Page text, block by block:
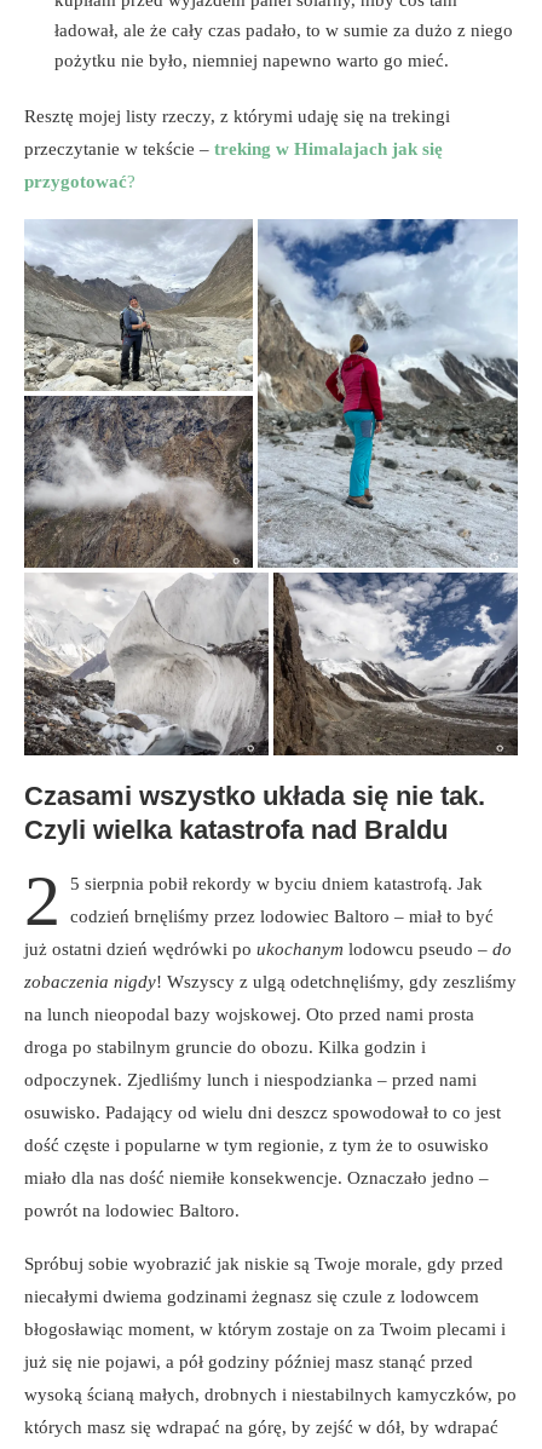
ładował, ale że cały czas padało, to w sumie za dużo z niego
pożytku nie było, niemniej napewno warto go mieć.
Resztę mojej listy rzeczy, z którymi udaję się na trekingi
przeczytanie w tekście – treking w Himalajach jak się
przygotować?
Czasami wszystko układa się nie tak.
Czyli wielka katastrofa nad Braldu
2
5 sierpnia pobił rekordy w byciu dniem katastrofą. Jak
codzień brnęliśmy przez lodowiec Baltoro – miał to być
już ostatni dzień wędrówki po ukochanym lodowcu pseudo – do
zobaczenia nigdy! Wszyscy z ulgą odetchnęliśmy, gdy zeszliśmy
na lunch nieopodal bazy wojskowej. Oto przed nami prosta
droga po stabilnym gruncie do obozu. Kilka godzin i
odpoczynek. Zjedliśmy lunch i niespodzianka – przed nami
osuwisko. Padający od wielu dni deszcz spowodował to co jest
dość częste i popularne w tym regionie, z tym że to osuwisko
miało dla nas dość niemiłe konsekwencje. Oznaczało jedno –
powrót na lodowiec Baltoro.
Spróbuj sobie wyobrazić jak niskie są Twoje morale, gdy przed
niecałymi dwiema godzinami żegnasz się czule z lodowcem
błogosławiąc moment, w którym zostaje on za Twoim plecami i
już się nie pojawi, a pół godziny później masz stanąć przed
wysoką ścianą małych, drobnych i niestabilnych kamyczków, po
których masz się wdrapać na górę, by zejść w dół, by wdrapać